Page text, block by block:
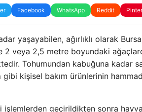
Facebook WhatsApp Reddit
yaşayabilen, ağırlıklı olarak
2 veya 2,5 metre boyundaki
Tohumundan kabuğuna kadar
kişisel bakım ürünlerinin
işlemlerden geçirildikten sonra